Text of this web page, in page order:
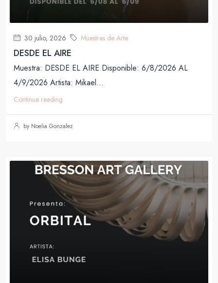
30 julio, 2026 Muestras de Arte
DESDE EL AIRE
Muestra: DESDE EL AIRE Disponible: 6/8/2026 AL
4/9/2026 Artista: Mikael...
Continue reading
by Noelia Gonzalez